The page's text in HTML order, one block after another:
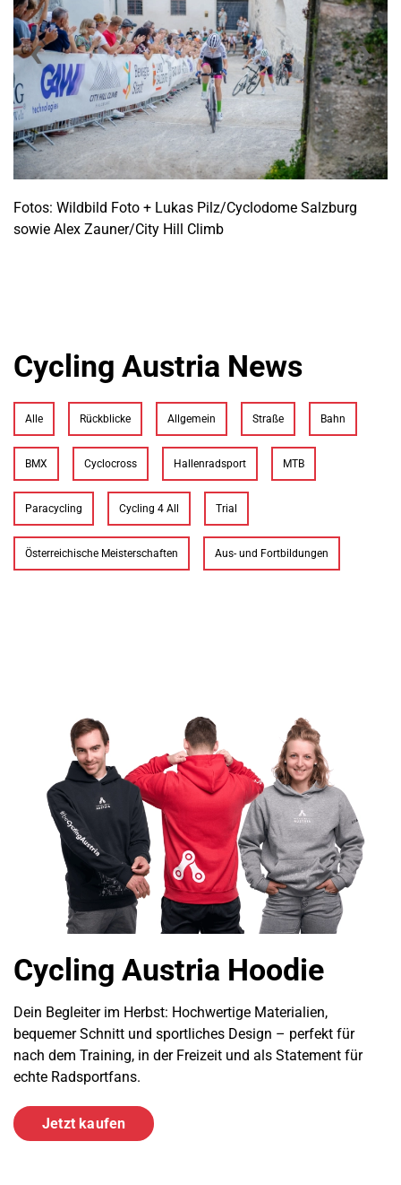
Fotos: Wildbild Foto + Lukas Pilz/Cyclodome Salzburg
sowie Alex Zauner/City Hill Climb
Cycling Austria News
Alle Rückblicke Allgemein Straße Bahn
BMX Cyclocross Hallenradsport MTB
Paracycling Cycling 4 All Trial
Österreichische Meisterschaften Aus- und Fortbildungen
Cycling Austria Hoodie
Dein Begleiter im Herbst: Hochwertige Materialien,
bequemer Schnitt und sportliches Design – perfekt für
nach dem Training, in der Freizeit und als Statement für
echte Radsportfans.
Jetzt kaufen